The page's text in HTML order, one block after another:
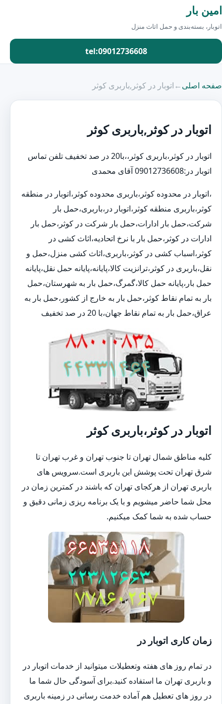
امین بار
اتوبار، بسته‌بندی و حمل اثاث منزل
tel:09012736608
صفحه اصلی←اتوبار در کوثر,باربری کوثر
اتوبار در کوثر,باربری کوثر
اتوبار در کوثر،باربری کوثر،،با20 در صد تخفیف تلفن تماس
اتوبار در:09012736608 آقای محمدی
،اتوبار در محدوده کوثر،باربری محدوده کوثر،اتوبار در منطقه
کوثر،باربری منطقه کوثر،اتوبار در،باربری،حمل بار
شرکت،حمل بار ادارات،حمل بار شرکت در کوثر،حمل بار
ادارات در کوثر،حمل بار با نرخ اتحادیه،اثاث کشی در
کوثر،اسباب کشی در کوثر،باربری،اثاث کشی منزل،حمل و
نقل،باربری در کوثر،ترانزیت کالا،پایانه،پایانه حمل نقل،پایانه
حمل بار،پایانه حمل کالا،گمرگ،حمل بار به شهرستان،حمل
بار به تمام نقاط کوثر،حمل بار به خارج از کشور،حمل بار به
عراق،حمل بار به تمام نقاط جهان،با 20 در صد تخفیف
اتوبار در کوثر،باربری کوثر
کلیه مناطق شمال تهران تا جنوب تهران و غرب تهران تا
شرق تهران تحت پوشش این باربری است.سرویس های
باربری تهران از هرکجای تهران که باشند در کمترین زمان در
محل شما حاضر میشویم و با یک برنامه ریزی زمانی دقیق و
حساب شده به شما کمک میکنیم.
زمان کاری اتوبار در
در تمام روز های هفته وتعطیلات میتوانید از خدمات اتوبار در
و باربری تهران ما استفاده کنید.برای آسودگی حال شما ما
در روز های تعطیل هم آماده خدمت رسانی در زمینه باربری